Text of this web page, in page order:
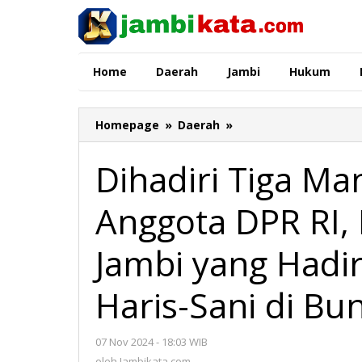
Home Daerah Jambi Hukum
Homepage » Daerah »
Tiga
Gubernur
Jambi-
Anggota
DPR
Ini
Sederet
Tokoh
Jambi
Dihadiri Tiga
Anggota DPR
Jambi yang
Haris-Sani di
07 Nov 2024 - 18:03 WIB